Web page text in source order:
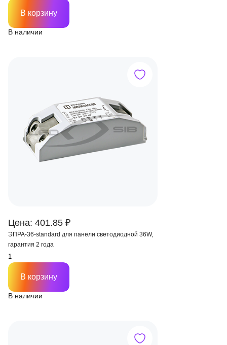
В наличии
В корзину
Цена: 401.85 ₽
ЭПРА-36-standard для панели светодиодной 36W,
гарантия 2 года
В наличии
В корзину